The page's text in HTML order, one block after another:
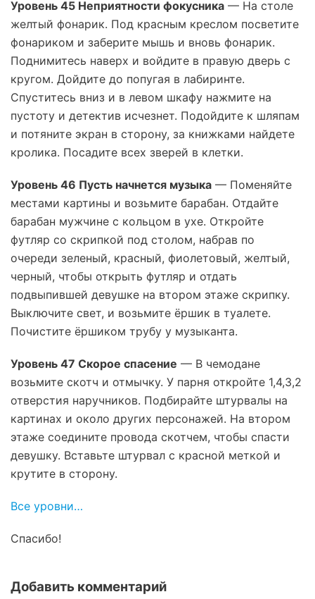
Уровень 45 Неприятности фокусника — На столе
желтый фонарик. Под красным креслом посветите
фонариком и заберите мышь и вновь фонарик.
Поднимитесь наверх и войдите в правую дверь с
кругом. Дойдите до попугая в лабиринте.
Спуститесь вниз и в левом шкафу нажмите на
пустоту и детектив исчезнет. Подойдите к шляпам
и потяните экран в сторону, за книжками найдете
кролика. Посадите всех зверей в клетки.
Уровень 46 Пусть начнется музыка — Поменяйте
местами картины и возьмите барабан. Отдайте
барабан мужчине с кольцом в ухе. Откройте
футляр со скрипкой под столом, набрав по
очереди зеленый, красный, фиолетовый, желтый,
черный, чтобы открыть футляр и отдать
подвыпившей девушке на втором этаже скрипку.
Выключите свет, и возьмите ёршик в туалете.
Почистите ёршиком трубу у музыканта.
Уровень 47 Скорое спасение — В чемодане
возьмите скотч и отмычку. У парня откройте 1,4,3,2
отверстия наручников. Подбирайте штурвалы на
картинах и около других персонажей. На втором
этаже соедините провода скотчем, чтобы спасти
девушку. Вставьте штурвал с красной меткой и
крутите в сторону.
Все уровни…
Спасибо!
Добавить комментарий